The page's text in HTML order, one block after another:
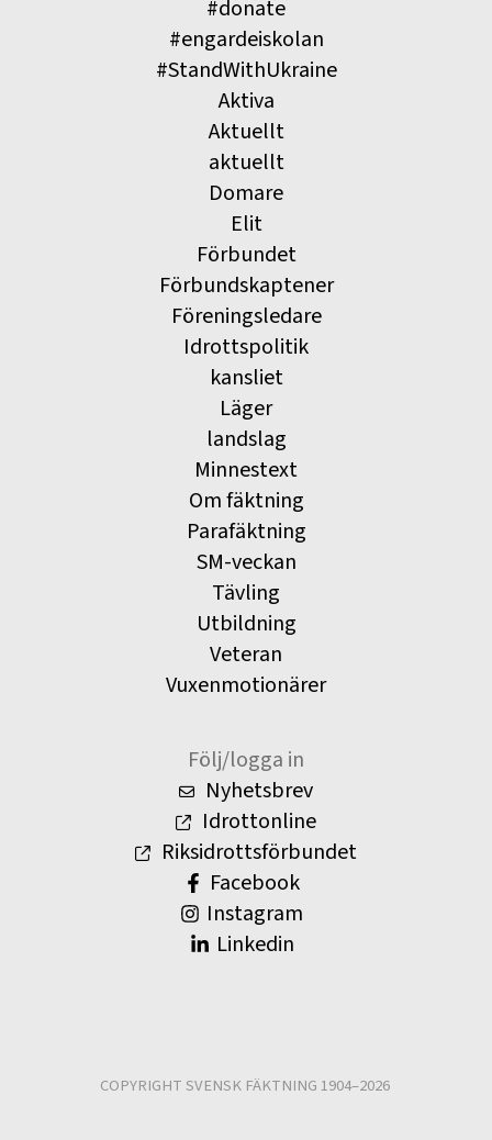
#donate
#engardeiskolan
#StandWithUkraine
Aktiva
Aktuellt
aktuellt
Domare
Elit
Förbundet
Förbundskaptener
Föreningsledare
Idrottspolitik
kansliet
Läger
landslag
Minnestext
Om fäktning
Parafäktning
SM-veckan
Tävling
Utbildning
Veteran
Vuxenmotionärer
Följ/logga in
Nyhetsbrev
Idrottonline
Riksidrottsförbundet
Facebook
Instagram
Linkedin
COPYRIGHT SVENSK FÄKTNING 1904–2026